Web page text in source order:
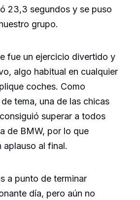
23,3 segundos y se puso
grupo.
fue un ejercicio divertido y
algo habitual en cualquier
coches. Como
tema, una de las chicas
superar a todos
de BMW, por lo que
aplauso al final.
a punto de terminar
día, pero aún no